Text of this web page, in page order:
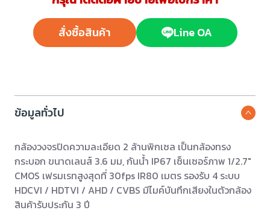
สั่งซื้อสินค้า Line OA
ข้อมูลทั่วไป
กล้องวงจรปิดความละเอียด 2 ล้านพิกเซล เป็นกล้องทรง
กระบอก ขนาดเลนส์ 3.6 มม, กันน้ำ IP67 เซ็นเซอร์ภาพ 1/2.7″
CMOS เฟรมเรทสูงสุดที่ 30fps IR80 เมตร รองรับ 4 ระบบ
HDCVI / HDTVI / AHD / CVBS มีไมค์บันทึกเสียงในตัวกล้อง
สินค้ารับประกัน 3 ปี